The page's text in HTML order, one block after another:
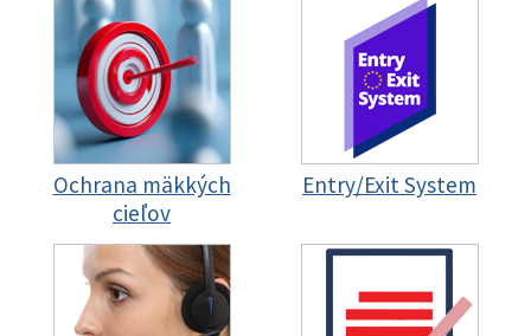
Ochrana mäkkých
cieľov
Entry/Exit System